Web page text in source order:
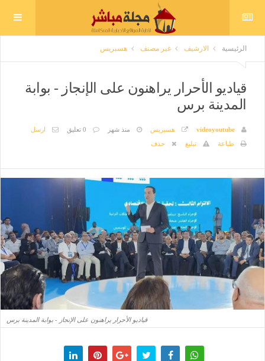
الرئيسية الارشيف غير مصنف هسبريس
قياديو الأحرار يراهنون على الإنجاز - بوابة
المدينة برس
videoyoutube هسبريس منذ شهر 0 تعليق
ارسل
طباعة
تبليغ حذف
قياديو الأحرار يراهنون على الإنجاز - بوابة المدينة برس